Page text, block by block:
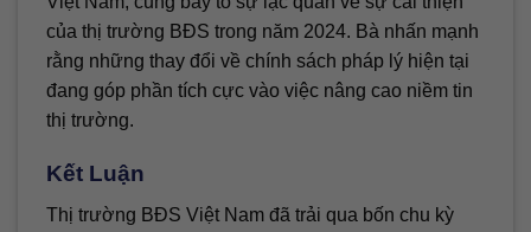
của thị trường BĐS trong năm 2024. Bà nhấn mạnh
rằng những thay đổi về chính sách pháp lý hiện tại
đang góp phần tích cực vào việc nâng cao niềm tin
thị trường.
Kết Luận
Thị trường BĐS Việt Nam đã trải qua bốn chu kỳ